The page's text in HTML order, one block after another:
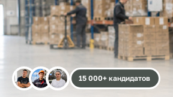
15 000+ кандидатов